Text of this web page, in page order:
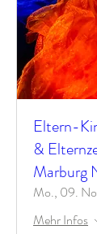
Eltern-
&
Marburg
Mo., 09.
Mehr Infos